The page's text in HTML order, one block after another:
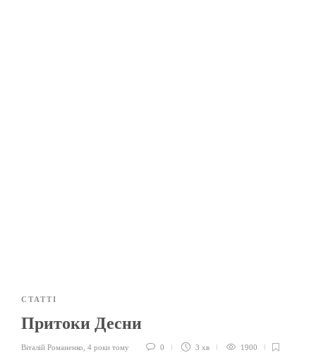
СТАТТІ
Притоки Десни
Віталій Романенко 4 роки тому 0 3 хв 1900